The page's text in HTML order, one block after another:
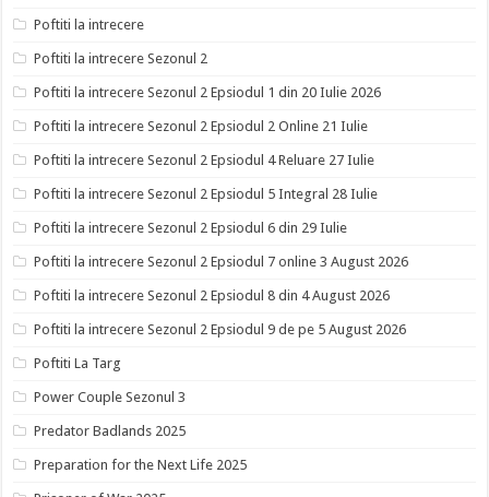
Poftiti la intrecere
Poftiti la intrecere Sezonul 2
Poftiti la intrecere Sezonul 2 Epsiodul 1 din 20 Iulie 2026
Poftiti la intrecere Sezonul 2 Epsiodul 2 Online 21 Iulie
Poftiti la intrecere Sezonul 2 Epsiodul 4 Reluare 27 Iulie
Poftiti la intrecere Sezonul 2 Epsiodul 5 Integral 28 Iulie
Poftiti la intrecere Sezonul 2 Epsiodul 6 din 29 Iulie
Poftiti la intrecere Sezonul 2 Epsiodul 7 online 3 August 2026
Poftiti la intrecere Sezonul 2 Epsiodul 8 din 4 August 2026
Poftiti la intrecere Sezonul 2 Epsiodul 9 de pe 5 August 2026
Poftiti La Targ
Power Couple Sezonul 3
Predator Badlands 2025
Preparation for the Next Life 2025